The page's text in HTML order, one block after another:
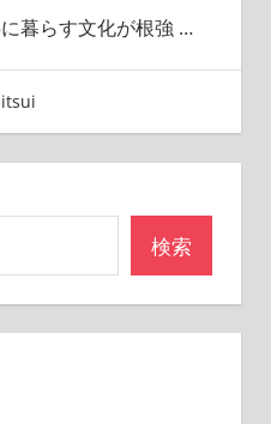
暮らす文化が根強 …
検索